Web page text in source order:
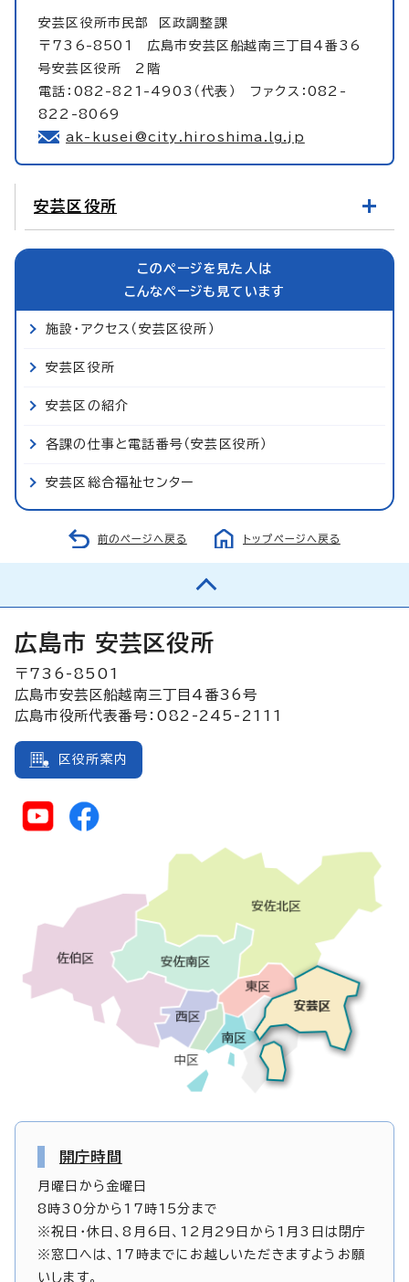
安芸区役所市民部
区政調整課
〒736-8501 広島市安芸区船越南三丁目4番36
号安芸区役所 2階
電話：082-821-4903（代表） ファクス：082-
822-8069
ak-kusei@city.hiroshima.lg.jp
安芸区役所
このページを見た人は
こんなページも見ています
施設・アクセス（安芸区役所）
安芸区役所
安芸区の紹介
各課の仕事と電話番号（安芸区役所）
安芸区総合福祉センター
前のページへ戻る トップページへ戻る
広島市 安芸区役所
〒736-8501
広島市安芸区船越南三丁目4番36号
広島市役所代表番号：082-245-2111
区役所案内
開庁時間
月曜日から金曜日
8時30分から17時15分まで
※祝日・休日、8月6日、12月29日から1月3日は閉庁
※窓口へは、17時までにお越しいただきますようお願
いします。